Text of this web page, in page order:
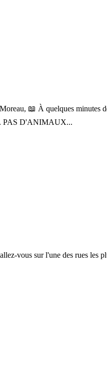
📖 À quelques minutes
PAS D'ANIMAUX...
vous sur l'une des rues les